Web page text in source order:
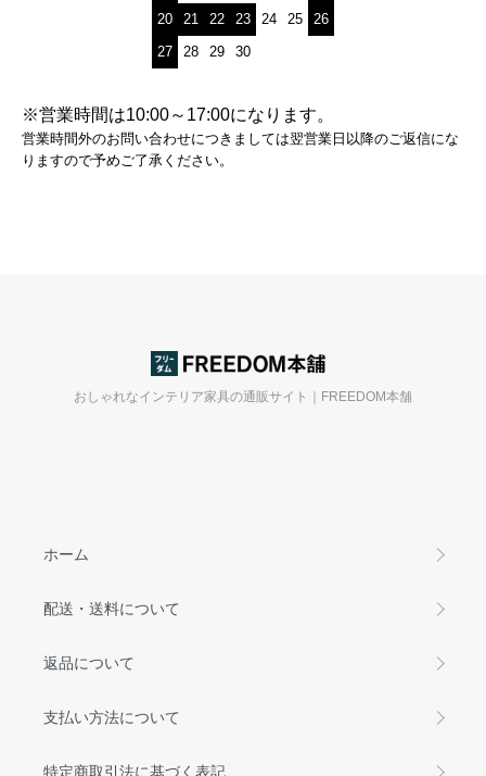
20
21 22 23 24 25
26
27
28 29 30
※営業時間は10:00～17:00になります。
営業時間外のお問い合わせにつきましては翌営業日以降のご返信にな
りますので予めご了承ください。
おしゃれなインテリア家具の通販サイト｜FREEDOM本舗
ホーム
配送・送料について
返品について
支払い方法について
特定商取引法に基づく表記